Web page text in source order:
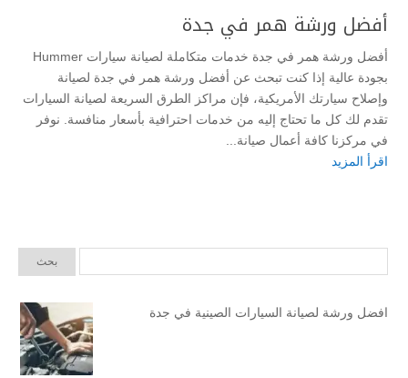
أفضل ورشة همر في جدة
أفضل ورشة همر في جدة خدمات متكاملة لصيانة سيارات Hummer
بجودة عالية إذا كنت تبحث عن أفضل ورشة همر في جدة لصيانة
وإصلاح سيارتك الأمريكية، فإن مراكز الطرق السريعة لصيانة السيارات
تقدم لك كل ما تحتاج إليه من خدمات احترافية بأسعار منافسة. نوفر
في مركزنا كافة أعمال صيانة...
اقرأ المزيد
افضل ورشة لصيانة السيارات الصينية في جدة